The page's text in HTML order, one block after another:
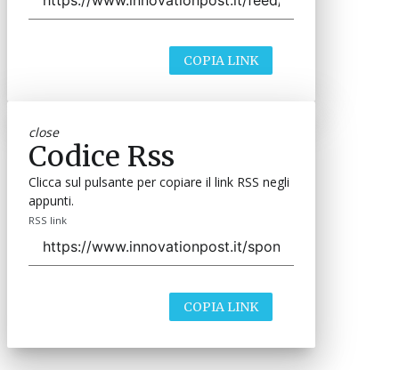
COPIA LINK
close
Codice Rss
Clicca sul pulsante per copiare il link RSS negli
appunti.
RSS link
COPIA LINK